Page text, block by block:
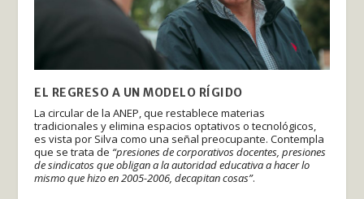
EL REGRESO A UN MODELO RÍGIDO
La circular de la ANEP, que restablece materias
tradicionales y elimina espacios optativos o tecnológicos,
es vista por Silva como una señal preocupante. Contempla
que se trata de “presiones de corporativos docentes, presiones
de sindicatos que obligan a la autoridad educativa a hacer lo
mismo que hizo en 2005-2006, decapitan cosas”.